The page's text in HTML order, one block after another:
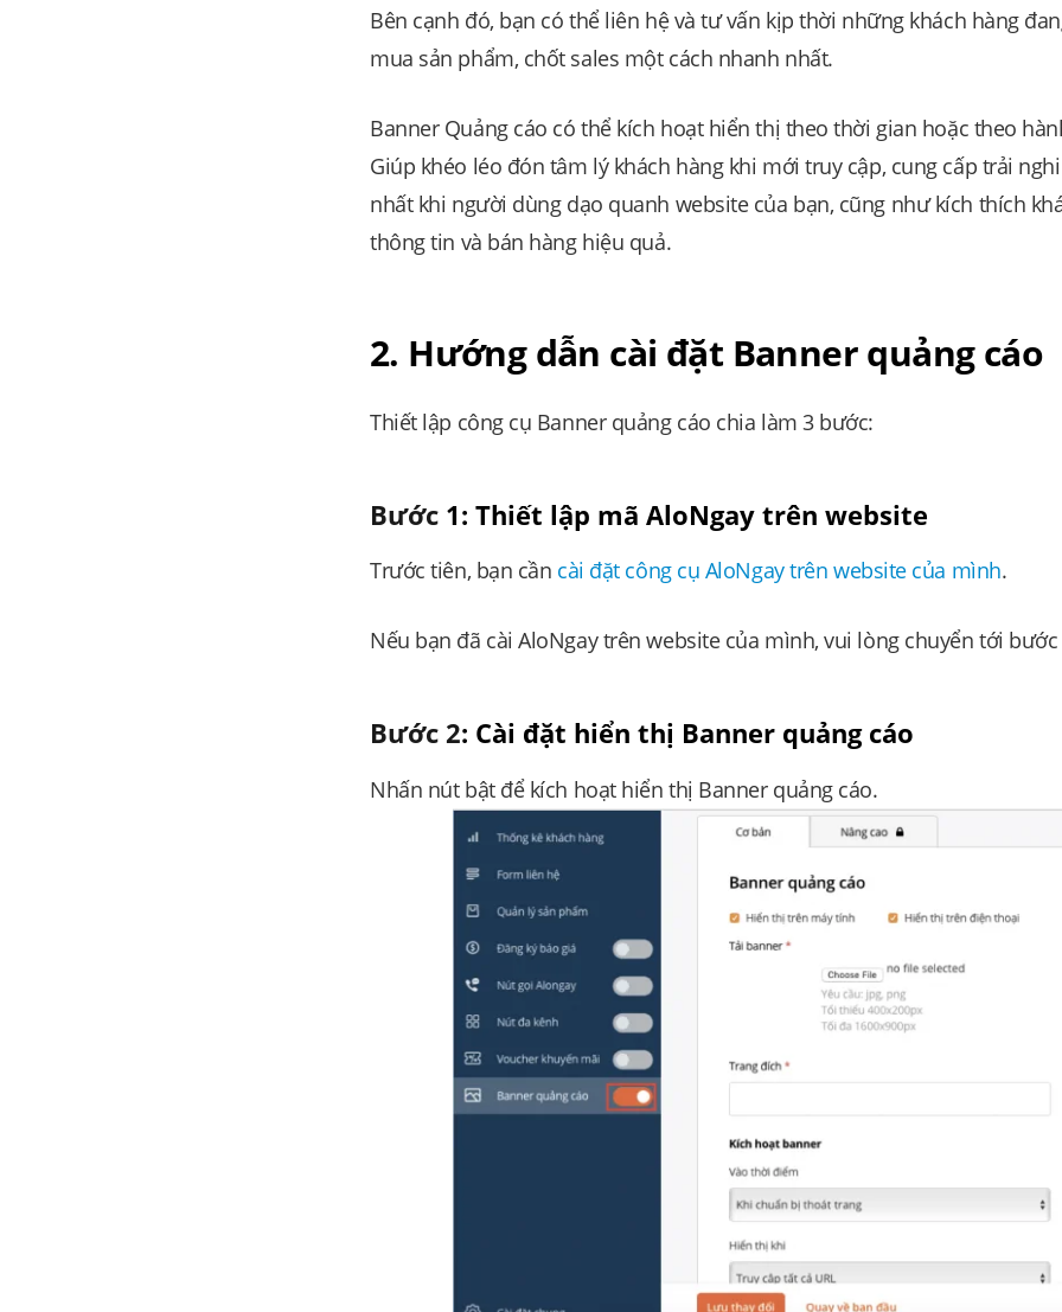
Bên cạnh đó, bạn có thể liên hệ và tư vấn kịp thời những khách hàng
mua sản phẩm, chốt sales một cách nhanh nhất.
Banner Quảng cáo có thể kích hoạt hiển thị theo thời gian hoặc theo
Giúp khéo léo đón tâm lý khách hàng khi mới truy cập, cung cấp trải
nhất khi người dùng dạo quanh website của bạn, cũng như kích thích
thông tin và bán hàng hiệu quả.
2. Hướng dẫn cài đặt Banner quảng cáo
Thiết lập công cụ Banner quảng cáo chia làm 3 bước:
Bước 1: Thiết lập mã AloNgay trên website
Trước tiên, bạn cần cài đặt công cụ AloNgay trên website của mình.
Nếu bạn đã cài AloNgay trên website của mình, vui lòng chuyển tới bước
Bước 2: Cài đặt hiển thị Banner quảng cáo
Nhấn nút bật để kích hoạt hiển thị Banner quảng cáo.